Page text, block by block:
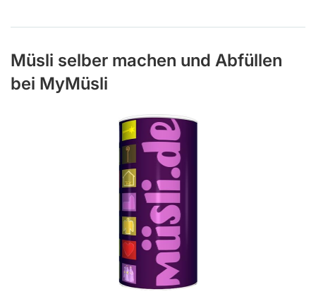
Müsli selber machen und Abfüllen
bei MyMüsli